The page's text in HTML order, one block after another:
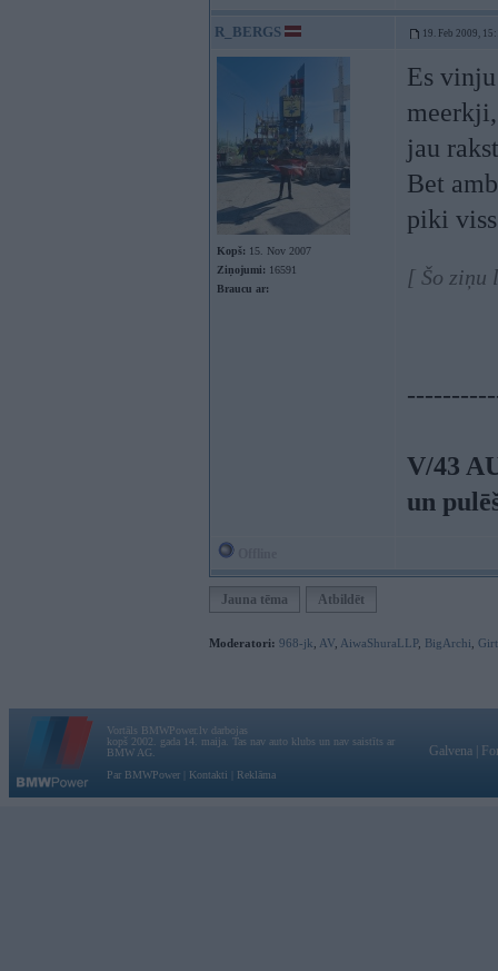
R_BERGS 19. Feb 2009,
Kopš: 15. Nov 2007
Ziņojumi: 16591
Braucu ar:
Es
jau
Bet
piki
[ Šo ziņu
V/43
un
Jauna tēma Atbildēt
Moderatori: 968-jk AV AiwaShuraLLP, BigArchi
Vortāls BMWPower.lv darbojas
kopš 2002. gada 14. maija. Tas nav auto klubs un nav saistīts ar
BMW AG.
Par BMWPower
Kontakti Reklāma
Galvena